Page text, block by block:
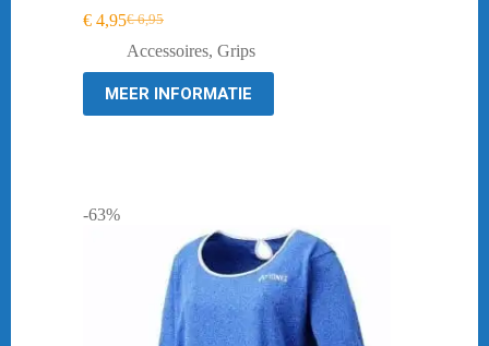
€6,95
Oorspronkelijke
prijs
€ 6,95.
€ 4,95Huidige
prijs
€ 4,95.
Accessoires, Grips
MEER INFORMATIE
-63%